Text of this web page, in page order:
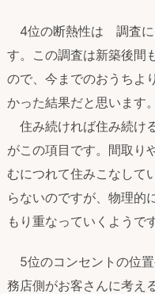
4位の断熱性は 調査に
す。この調査は新築後間
ので、今までのおうちよ
かった結果だと思います。
住み続ければ住み続け
がこの項目です。間取り
むにつれて住みこなして
らないのですが、物理
もり重なっていくようです
5位のコンセントの位
務店側がお客さんに考え